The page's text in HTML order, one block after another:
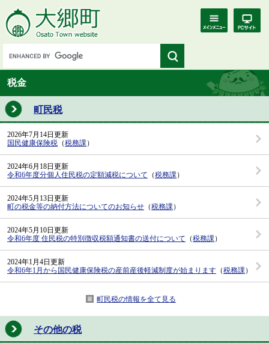
税金
町民税
2026年7月14日更新
国民健康保険税 （税務課 ）
2024年6月18日更新
令和6年度分個人住民税の定額減税について （税務課 ）
2024年5月13日更新
町の税金等の納付方法についてのお知らせ （税務課 ）
2024年5月10日更新
令和6年度 住民税の特別徴収税額通知書の送付について （税務課 ）
2024年1月4日更新
令和6年1月から国民健康保険税の産前産後軽減制度が始まります （税務課 ）
町民税の情報を全て見る
その他の税